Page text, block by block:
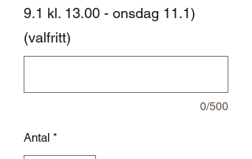
9.1 kl. 13.00 - onsdag 11.1)
(valfritt)
0/500
Antal *